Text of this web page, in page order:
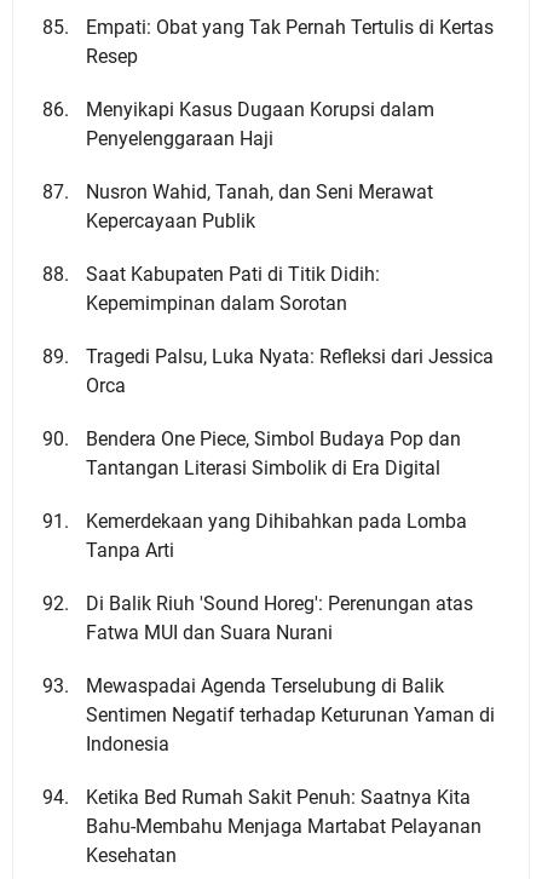
Empati: Obat yang Tak Pernah Tertulis di Kertas
Resep
Menyikapi Kasus Dugaan Korupsi dalam
Penyelenggaraan Haji
Nusron Wahid, Tanah, dan Seni Merawat
Kepercayaan Publik
Saat Kabupaten Pati di Titik Didih:
Kepemimpinan dalam Sorotan
Tragedi Palsu, Luka Nyata: Refleksi dari Jessica
Orca
Bendera One Piece, Simbol Budaya Pop dan
Tantangan Literasi Simbolik di Era Digital
Kemerdekaan yang Dihibahkan pada Lomba
Tanpa Arti
Di Balik Riuh 'Sound Horeg': Perenungan atas
Fatwa MUI dan Suara Nurani
Mewaspadai Agenda Terselubung di Balik
Sentimen Negatif terhadap Keturunan Yaman di
Indonesia
Ketika Bed Rumah Sakit Penuh: Saatnya Kita
Bahu-Membahu Menjaga Martabat Pelayanan
Kesehatan